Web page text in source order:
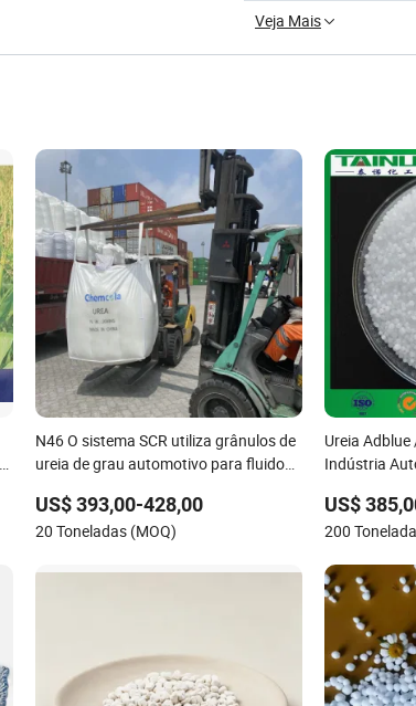
Veja Mais
N46 O sistema SCR utiliza grânulos de
ureia de grau automotivo para fluido
US$ 393,00-428,00
20 Toneladas (MOQ)
Ureia
Indústria
US$
200